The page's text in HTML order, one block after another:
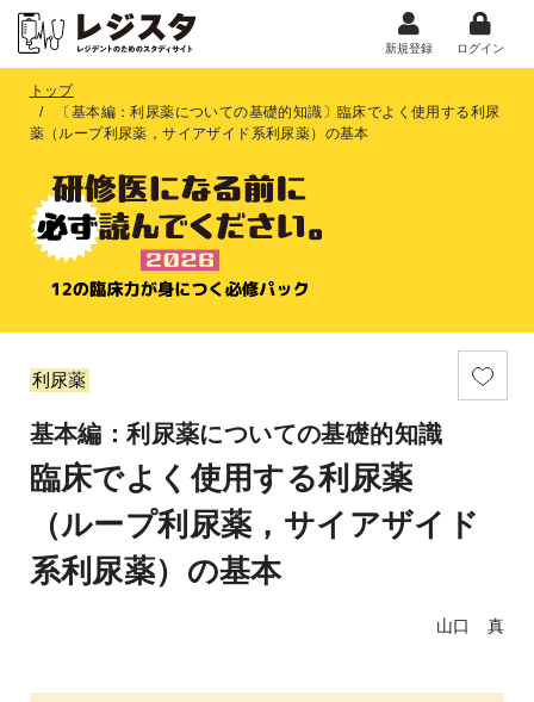
新規登録 ログイン
トップ
〔基本編：利尿薬についての基礎的知識〕臨床でよく使用する利尿
薬（ループ利尿薬，サイアザイド系利尿薬）の基本
利尿薬
基本編：利尿薬についての基礎的知識
臨床でよく使用する利尿薬
（ループ利尿薬，サイアザイド
系利尿薬）の基本
山口 真